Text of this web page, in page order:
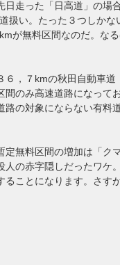
走った「日高道」の場
扱い。たった３つしか
が無料区間なのだ。な
６，７kmの秋田自動車
間のみ高速道路になって
路の対象にならない有料
定無料区間の増加は「ク
の赤字隠しだったワケ
ることになります。さす